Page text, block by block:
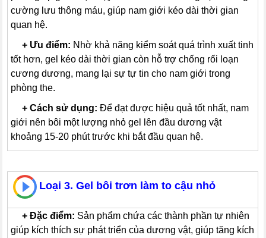
cường lưu thông máu, giúp nam giới kéo dài thời gian
quan hệ.
+ Ưu điểm: Nhờ khả năng kiểm soát quá trình xuất tinh
tốt hơn, gel kéo dài thời gian còn hỗ trợ chống rối loạn
cương dương, mang lại sự tự tin cho nam giới trong
phòng the.
+Cách sử dụng: Để đạt được hiệu quả tốt nhất, nam
giới nên bôi một lượng nhỏ gel lên đầu dương vật
khoảng 15-20 phút trước khi bắt đầu quan hệ.
Loại 3. Gel bôi trơn làm to cậu nhỏ
+Đặc điểm: Sản phẩm chứa các thành phần tự nhiên
giúp kích thích sự phát triển của dương vật, giúp tăng kích